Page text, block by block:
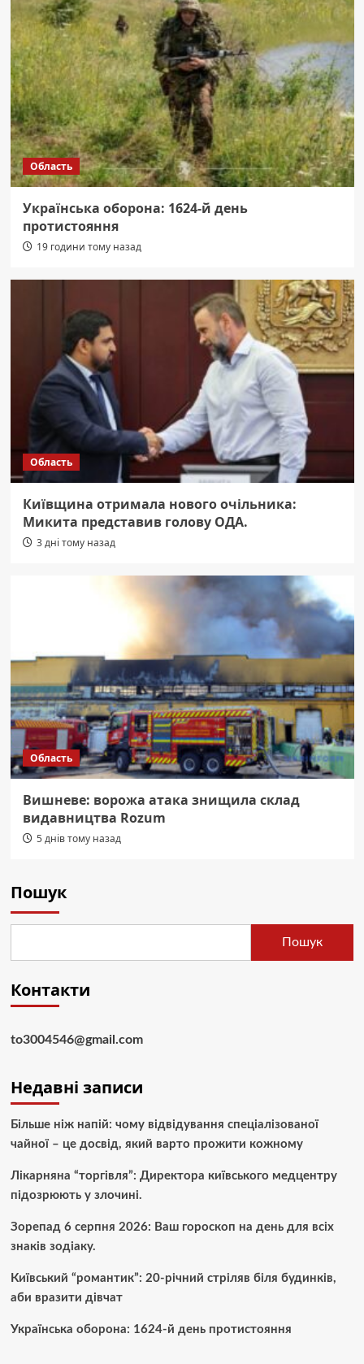
Область
Українська оборона: 1624-й день
протистояння
19 години тому назад
Область
Київщина отримала нового очільника:
Микита представив голову ОДА.
3 дні тому назад
Область
Вишневе: ворожа атака знищила склад
видавництва Rozum
5 днів тому назад
Пошук
Пошук
Контакти
to3004546@gmail.com
Недавні записи
Більше ніж напій: чому відвідування спеціалізованої
чайної – це досвід, який варто прожити кожному
Лікарняна “торгівля”: Директора київського медцентру
підозрюють у злочині.
Зорепад 6 серпня 2026: Ваш гороскоп на день для всіх
знаків зодіаку.
Київський “романтик”: 20-річний стріляв біля будинків,
аби вразити дівчат
Українська оборона: 1624-й день протистояння